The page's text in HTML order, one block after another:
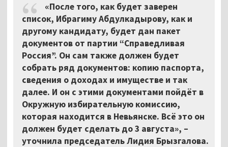
«После того, как будет заверен
список, Ибрагиму Абдулкадырову, как и
другому кандидату, будет дан пакет
документов от партии “Справедливая
Россия”. Он сам также должен будет
собрать ряд документов: копию паспорта,
сведения о доходах и имуществе и так
далее. И он с этими документами пойдёт в
Окружную избирательную комиссию,
которая находится в Невьянске. Всё это он
должен будет сделать до 3 августа», –
уточнила председатель Лидия Брызгалова.